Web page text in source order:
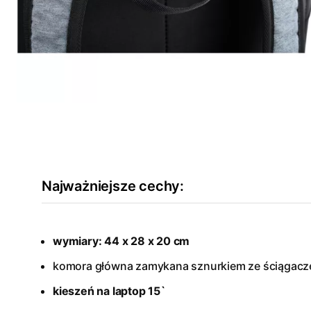
Najważniejsze cechy:
wymiary: 44 x 28 x 20 cm
komora główna zamykana sznurkiem ze
kieszeń na laptop 15`